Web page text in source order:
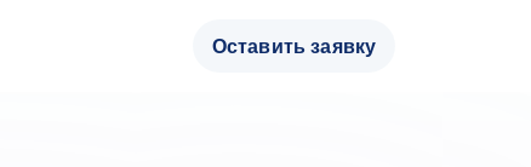
Оставить заявку